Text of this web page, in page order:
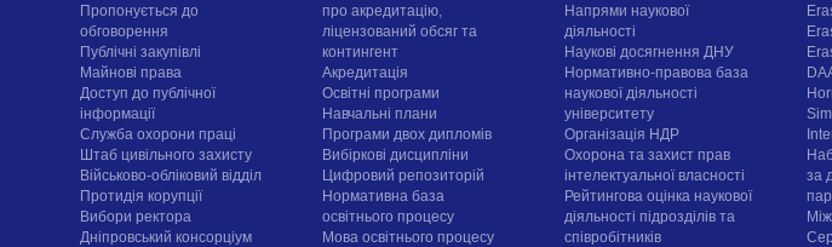
Пропонується до
обговорення
Публічні закупівлі
Майнові права
Доступ до публічної
інформації
Служба охорони праці
Штаб цивільного захисту
Військово-обліковий відділ
Протидія корупції
Вибори ректора
Дніпровський консорціум
про акредитацію,
ліцензований обсяг та
контингент
Акредитація
Освітні програми
Навчальні плани
Програми двох дипломів
Вибіркові дисципліни
Цифровий репозиторій
Нормативна база
освітнього процесу
Мова освітнього процесу
Напрями наукової
діяльності
Наукові досягнення ДНУ
Нормативно-правова база
наукової діяльності
університету
Організація НДР
Охорона та захист прав
інтелектуальної власності
Рейтингова оцінка наукової
діяльності підрозділів та
співробітників
за